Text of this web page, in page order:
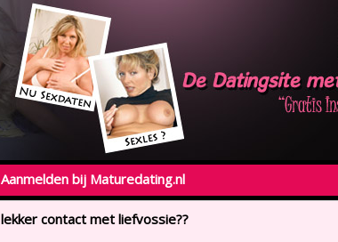
Aanmelden bij Maturedating.nl
lekker contact met liefvossie??